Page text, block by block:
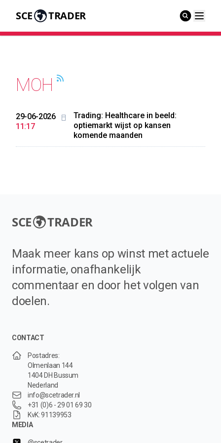
SCE TRADER
MOH
29-06-2026
11:17
Trading: Healthcare in beeld:
optiemarkt wijst op kansen
komende maanden
SCE TRADER
Maak meer kans op winst met actuele
informatie, onafhankelijk
commentaar en door het volgen van
doelen.
CONTACT
Postadres:
Olmenlaan 144
1404 DH Bussum
Nederland
info@scetrader.nl
+31 (0)6 - 29 01 69 30
KvK: 91139953
MEDIA